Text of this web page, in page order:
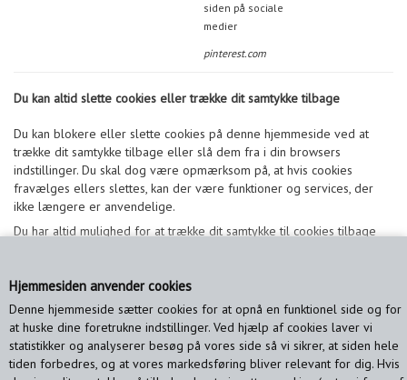
Hjemmesiden anvender cookies
Denne hjemmeside sætter cookies for at opnå en funktionel side og for
at huske dine foretrukne indstillinger. Ved hjælp af cookies laver vi
statistikker og analyserer besøg på vores side så vi sikrer, at siden hele
tiden forbedres, og at vores markedsføring bliver relevant for dig. Hvis
siden på sociale
medier
pinterest.com
Du kan altid slette cookies eller trække dit samtykke tilbage
Du kan blokere eller slette cookies på denne hjemmeside ved at
trække dit samtykke tilbage eller slå dem fra i din browsers
indstillinger. Du skal dog være opmærksom på, at hvis cookies
fravælges ellers slettes, kan der være funktioner og services, der
ikke længere er anvendelige.
Du har altid mulighed for at trække dit samtykke til cookies tilbage
Du har også altid mulighed for at blokere eller slette cookies i din
browser (hvis du vil slette eller blokere tredjepartscookies kan dette
kun ske ved denne metode)
Hvordan du gør dette, kan du læse nærmere om
her: https://erhvervsstyrelsen.dk/saadan-undgaar-du-cookies
Husk, at bruger du flere browsere, skal du slette eller blokere